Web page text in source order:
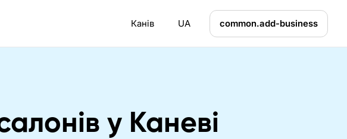
Канів UA common.add-business
у Каневі